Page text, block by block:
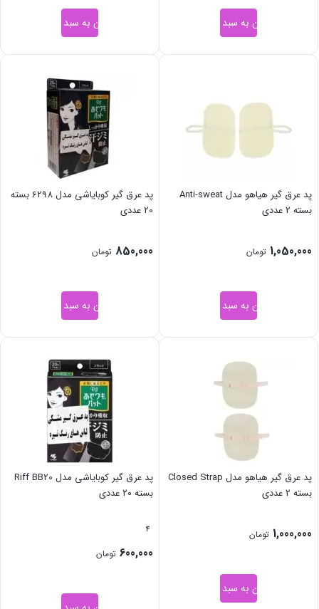
افزودن به سبد خرید افزودن به سبد خرید
پد عرق گیر هیاهو مدل Anti-sweat
بسته 2 عددی
1,050,000 تومان
افزودن به سبد خرید
پد عرق گیر کوبایاشی مدل 6298 بسته
20 عددی
850,000 تومان
افزودن به سبد خرید
پد عرق گیر هیاهو مدل Closed Strap
بسته 2 عددی
1,000,000 تومان
افزودن به سبد خرید
پد عرق گیر کوبایاشی مدل Riff BB20
بسته ۲۰ عددی
4
600,000 تومان